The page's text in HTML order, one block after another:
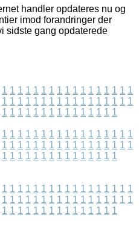
handler opdateres nu og
imod forandringer der
sidste gang opdaterede
1 1 1 1 1 1 1 1 1 1 1 1 1 1 1 1 1
1 1 1 1 1 1 1 1 1 1 1 1 1 1 1 1 1
1 1 1 1 1 1 1 1 1 1 1 1 1 1 1
1 1 1 1 1 1 1 1 1 1 1 1 1 1 1 1 1
1 1 1 1 1 1 1 1 1 1 1 1 1 1 1 1 1
1 1 1 1 1 1 1 1 1 1 1 1 1 1 1
1 1 1 1 1 1 1 1 1 1 1 1 1 1 1 1 1
1 1 1 1 1 1 1 1 1 1 1 1 1 1 1 1 1
1 1 1 1 1 1 1 1 1 1 1 1 1 1 1